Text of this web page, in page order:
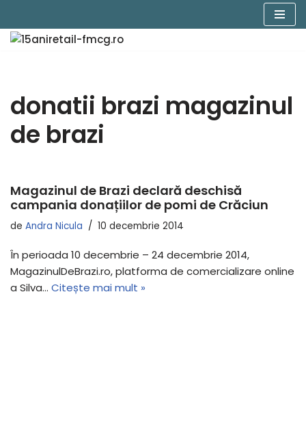
Sari
donatii brazi magazinul
de brazi
Magazinul de Brazi declară deschisă
campania donațiilor de pomi de Crăciun
de Andra Nicula 10 decembrie 2014
În perioada 10 decembrie – 24 decembrie 2014,
MagazinulDeBrazi.ro, platforma de comercializare online
a Silva… Citește mai mult »